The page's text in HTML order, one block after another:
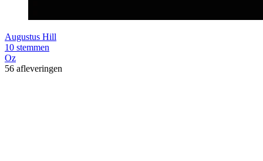
Augustus Hill
10 stemmen
Oz
56 afleveringen